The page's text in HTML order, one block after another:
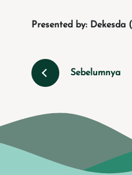
Presented by:
Sebelumnya